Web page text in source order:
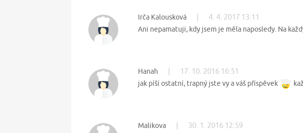
Irča Kalousková 4. 4. 2017 13:11
Ani nepamatuji, kdy jsem je měla naposledy. Na
Hanah 17. 10. 2016 16:51
jak píší ostatní, trapný jste vy a váš příspěvek
Malikova 30. 1. 2016 12:59